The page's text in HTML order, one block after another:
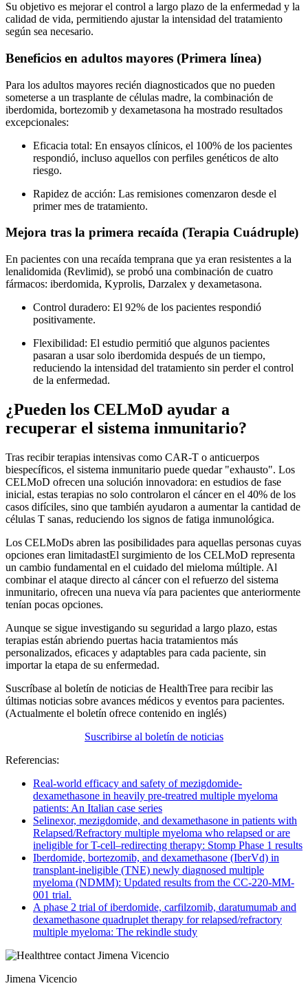
Su objetivo es mejorar el control a largo plazo de la enfermedad y la
calidad de vida, permitiendo ajustar la intensidad del tratamiento
según sea necesario.
Beneficios en adultos mayores (Primera línea)
Para los adultos mayores recién diagnosticados que no pueden
someterse a un trasplante de células madre, la combinación de
iberdomida, bortezomib y dexametasona ha mostrado resultados
excepcionales:
Eficacia total: En ensayos clínicos, el 100% de los pacientes
respondió, incluso aquellos con perfiles genéticos de alto
riesgo.
Rapidez de acción: Las remisiones comenzaron desde el
primer mes de tratamiento.
Mejora tras la primera recaída (Terapia Cuádruple)
En pacientes con una recaída temprana que ya eran resistentes a la
lenalidomida (Revlimid), se probó una combinación de cuatro
fármacos: iberdomida, Kyprolis, Darzalex y dexametasona.
Control duradero: El 92% de los pacientes respondió
positivamente.
Flexibilidad: El estudio permitió que algunos pacientes
pasaran a usar solo iberdomida después de un tiempo,
reduciendo la intensidad del tratamiento sin perder el control
de la enfermedad.
¿Pueden los CELMoD ayudar a
recuperar el sistema inmunitario?
Tras recibir terapias intensivas como CAR-T o anticuerpos
biespecíficos, el sistema inmunitario puede quedar "exhausto". Los
CELMoD ofrecen una solución innovadora: en estudios de fase
inicial, estas terapias no solo controlaron el cáncer en el 40% de los
casos difíciles, sino que también ayudaron a aumentar la cantidad de
células T sanas, reduciendo los signos de fatiga inmunológica.
Los CELMoDs abren las posibilidades para aquellas personas cuyas
opciones eran limitadastEl surgimiento de los CELMoD representa
un cambio fundamental en el cuidado del mieloma múltiple. Al
combinar el ataque directo al cáncer con el refuerzo del sistema
inmunitario, ofrecen una nueva vía para pacientes que anteriormente
tenían pocas opciones.
Aunque se sigue investigando su seguridad a largo plazo, estas
terapias están abriendo puertas hacia tratamientos más
personalizados, eficaces y adaptables para cada paciente, sin
importar la etapa de su enfermedad.
Suscríbase al boletín de noticias de HealthTree para recibir las
últimas noticias sobre avances médicos y eventos para pacientes.
(Actualmente el boletín ofrece contenido en inglés)
Suscribirse al boletín de noticias
Referencias:
Real-world efficacy and safety of mezigdomide-
dexamethasone in heavily pre-treatred multiple myeloma
patients: An Italian case series
Selinexor, mezigdomide, and dexamethasone in patients with
Relapsed/Refractory multiple myeloma who relapsed or are
ineligible for T-cell–redirecting therapy: Stomp Phase 1 results
Iberdomide, bortezomib, and dexamethasone (IberVd) in
transplant-ineligible (TNE) newly diagnosed multiple
myeloma (NDMM): Updated results from the CC-220-MM-
001 trial.
A phase 2 trial of iberdomide, carfilzomib, daratumumab and
dexamethasone quadruplet therapy for relapsed/refractory
multiple myeloma: The rekindle study
Jimena Vicencio